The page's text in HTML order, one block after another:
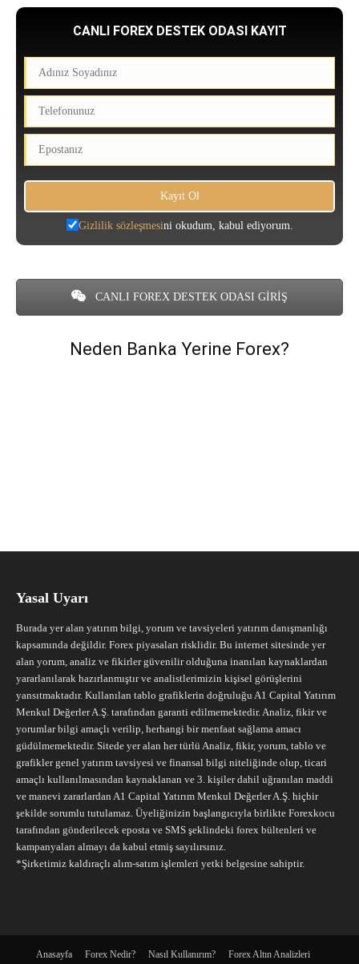
CANLI FOREX DESTEK ODASI KAYIT
Gizlilik sözleşmesini okudum, kabul ediyorum.
CANLI FOREX DESTEK ODASI GİRİŞ
Neden Banka Yerine Forex?
Yasal Uyarı
Burada yer alan yatırım bilgi, yorum ve tavsiyeleri yatırım danışmanlığı
kapsamında değildir. Forex piyasaları risklidir. Bu internet sitesinde yer
alan yorum, analiz ve fikirler güvenilir olduğuna inanılan kaynaklardan
yararlanılarak hazırlanmıştır ve analistlerimizin kişisel görüşlerini
yansıtmaktadır. Kullanılan tablo grafiklerin doğruluğu A1 Capital Yatırım
Menkul Değerler A.Ş. tarafından garanti edilmemektedir. Analiz, fikir ve
yorumlar bilgi amaçlı verilip, herhangi bir menfaat sağlama amacı
güdülmemektedir. Sitede yer alan her türlü Analiz, fikir, yorum, tablo ve
grafikler genel yatırım tavsiyesi ve finansal bilgi niteliğinde olup, ticari
amaçlı kullanılmasından kaynaklanan ve 3. kişiler dahil uğranılan maddi
ve manevi zararlardan A1 Capital Yatırım Menkul Değerler A.Ş. hiçbir
şekilde sorumlu tutulamaz. Üyeliğinizin başlangıcıyla birlikte Forexkocu
tarafından gönderilecek eposta ve SMS şeklindeki forex bültenleri ve
kampanyaları almayı da kabul etmiş sayılırsınız.
*Şirketimiz kaldıraçlı alım-satım işlemleri yetki belgesine sahiptir.
Anasayfa Forex Nedir? Nasıl Kullanırım? Forex Altın Analizleri